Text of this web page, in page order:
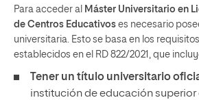
Para acceder al Máster Universitario en
de Centros Educativos es necesario
universitaria. Esto se basa en los
establecidos en el RD 822/2021, que
Tener un título universitario
institución de educación superior